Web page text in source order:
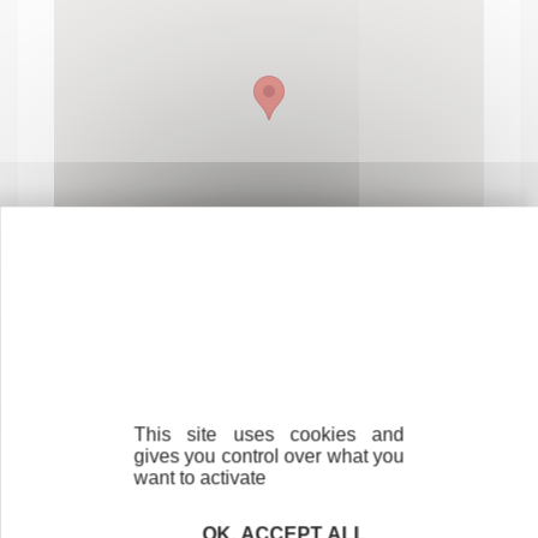
Contactez-nous ! Cliquez ici
This site uses cookies and
gives you control over what you
want to activate
OK, ACCEPT ALL